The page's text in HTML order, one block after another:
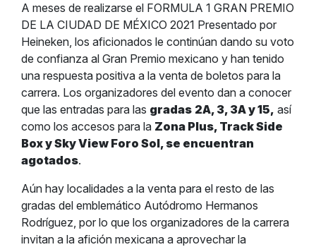
A meses de realizarse el FORMULA 1 GRAN PREMIO
DE LA CIUDAD DE MÉXICO 2021 Presentado por
Heineken, los aficionados le continúan dando su voto
de confianza al Gran Premio mexicano y han tenido
una respuesta positiva a la venta de boletos para la
carrera. Los organizadores del evento dan a conocer
que las entradas para las gradas 2A, 3, 3A y 15, así
como los accesos para la Zona Plus, Track Side
Box y Sky View Foro Sol, se encuentran
agotados.
Aún hay localidades a la venta para el resto de las
gradas del emblemático Autódromo Hermanos
Rodríguez, por lo que los organizadores de la carrera
invitan a la afición mexicana a aprovechar la